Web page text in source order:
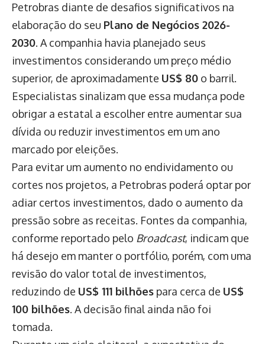
Petrobras diante de desafios significativos na
elaboração do seu Plano de Negócios 2026-
2030. A companhia havia planejado seus
investimentos considerando um preço médio
superior, de aproximadamente US$ 80 o barril.
Especialistas sinalizam que essa mudança pode
obrigar a estatal a escolher entre aumentar sua
dívida ou reduzir investimentos em um ano
marcado por eleições.
Para evitar um aumento no endividamento ou
cortes nos projetos, a Petrobras poderá optar por
adiar certos investimentos, dado o aumento da
pressão sobre as receitas. Fontes da companhia,
conforme reportado pelo Broadcast, indicam que
há desejo em manter o portfólio, porém, com uma
revisão do valor total de investimentos,
reduzindo de US$ 111 bilhões para cerca de US$
100 bilhões. A decisão final ainda não foi
tomada.